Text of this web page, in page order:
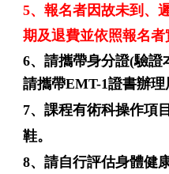
5、報名者因故未到 、
期及退費並依照報名者
6、請攜帶身分證(驗證
請攜帶EMT-1證書辦理
7、課程有術科操作項
鞋。
8、請自行評估身體健